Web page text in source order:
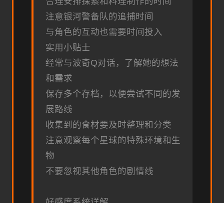
注意银河警备队的追捕时间
与角色的互动也需要时间投入
实用小贴士
经常与波奇Q对话，了解她的想法
和需求
保存多个存档，以便尝试不同的发
展路线
收集到的食材要及时整理和分类
注意观察每个星球的特殊环境和生
物
不要忽视其他角色的剧情线